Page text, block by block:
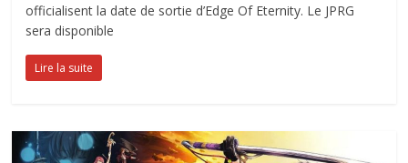
officialisent la date de sortie d’Edge Of Eternity. Le JPRG
sera disponible
Lire la suite